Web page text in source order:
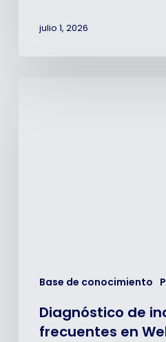
julio 1, 2026
Base de conocimiento
Diagnóstico de
frecuentes en